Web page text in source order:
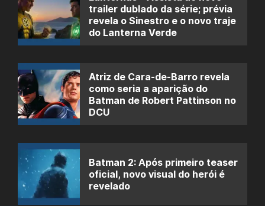
trailer dublado da série; prévia
revela o Sinestro e o novo traje
do Lanterna Verde
Atriz de Cara-de-Barro revela
como seria a aparição do
Batman de Robert Pattinson no
DCU
Batman 2: Após primeiro teaser
oficial, novo visual do herói é
revelado